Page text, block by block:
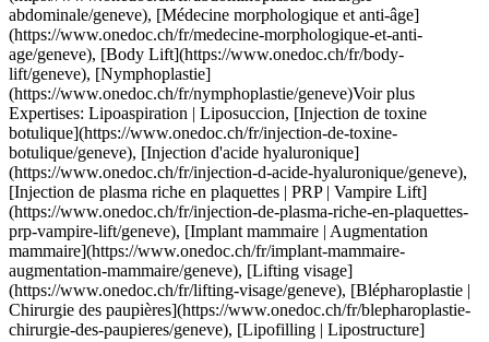
ch/fr/lifting-visage/geneve), [Blépharoplastie | Chirurgie des paupières](https://www.onedoc.ch/fr/blepharoplastie-chirurgie-des-paupieres/geneve), [Lipofilling | Lipostructure](https://www.onedoc.ch/fr/lipofilling-lipostructure/geneve), [Reconstruction mammaire](https://www.onedoc.ch/fr/reconstruction-mammaire/geneve), [Réduction mammaire](https://www.onedoc.ch/fr/reduction-mammaire/geneve), [Abdominoplastie | Chirurgie abdominale](https://www.onedoc.ch/fr/abdominoplastie-chirurgie-abdominale/geneve), [Médecine morphologique et anti-âge](https://www.onedoc.ch/fr/medecine-morphologique-et-anti-age/geneve), [Body Lift](https://www.onedoc.ch/fr/body-lift/geneve), [Nymphoplastie](https://www.onedoc.ch/fr/nymphoplastie/geneve)Voir plus [![Dr. med. Mickaël Tobalem, chirurgien plasticien et esthétique à Genève](https://assets.onedoc.ch/images/users/78a807f7f1fa7f54c63456e9cd819acc1b88fd98e7f60bec8001fbe5e738ff10-small.jpg "Dr. med. Mickaël Tobalem, chirurgien plasticien et esthétique à Genève")](https://www.onedoc.ch/fr/chirurgien-plasticien-et-esthetique/geneve/pcvea/dr-med-mickael-tobalem) ### [Dr. med. Mickaël Tobalem](https://www.onedoc.ch/fr/chirurgien-plasticien-et-esthetique/geneve/pcvea/dr-med-mickael-tobalem) ![Badge indiquant un profil vérifié](https://www.onedoc.ch/assets/images/icons/checkmark.svg) [Chirurgien plasticien et esthétique](https://www.onedoc.ch/fr/chirurgien-plasticien-et-esthetique/geneve) [Clinique Tobalem - Genève](https://www.onedoc.ch/fr/cabinet-medical/geneve/ebb4j/clinique-tobalem-geneve) Place du Port 1 1204 Genève ![Icône patient avec un signe plus annonçant que le professionnel accepte de nouveaux patients](https://www.onedoc.ch/assets/images/icons/new-patients.svg)Accepte les nouveaux patients [Réserver un RDV](https://www.onedoc.ch/fr/chirurgien-plasticien-et-esthetique/geneve/pcvea/dr-med-mickael-tobalem) Expertises: Lipoaspiration | Liposuccion, [Traitement anti-rides](https://www.onedoc.ch/fr/traitement-anti-rides/geneve), [Injection de toxine botulique](https://www.onedoc.ch/fr/injection-de-toxine-botulique/geneve), [Injection d'acide hyaluronique](https://www.onedoc.ch/fr/injection-d-acide-hyaluronique/geneve), [Lifting visage](https://www.onedoc.ch/fr/lifting-visage/geneve), [Blépharoplastie | Chirurgie des paupières](https://www.onedoc.ch/fr/blepharoplastie-chirurgie-des-paupieres/geneve), [Rhinoplastie | Chirurgie du nez](https://www.onedoc.ch/fr/rhinoplastie-chirurgie-du-nez/geneve), [Implant mammaire | Augmentation mammaire](https://www.onedoc.ch/fr/implant-mammaire-augmentation-mammaire/geneve), [Greffe de cheveux](https://www.onedoc.ch/fr/greffe-de-cheveux/geneve)Voir plus Expertises: Lipoaspiration | Liposuccion, [Traitement anti-rides](https://www.onedoc.ch/fr/traitement-anti-rides/geneve), [Injection de toxine botulique](https://www.onedoc.ch/fr/injection-de-toxine-botulique/geneve), [Injection d'acide hyaluronique](https://www.onedoc.ch/fr/injection-d-acide-hyaluronique/geneve), [Lifting visage](https://www.onedoc.ch/fr/lifting-visage/geneve), [Blépharoplastie | Chirurgie des paupières](https://www.onedoc.ch/fr/blepharoplastie-chirurgie-des-paupieres/geneve), [Rhinoplastie | Chirurgie du nez](https://www.onedoc.ch/fr/rhinoplastie-chirurgie-du-nez/geneve), [Implant mammaire | Augmentation mammaire](https://www.onedoc.ch/fr/implant-mammaire-augmentation-mammaire/geneve), [Greffe de cheveux](https://www.onedoc.ch/fr/greffe-de-cheveux/geneve)Voir plus [![Dr. Boris Mirzoyan, chirurgien plasticien et esthétique à Genève](https://assets.onedoc.ch/images/users/55582b0522f05cd964c3234d8bd2f794679a5bfbb4ac228285900c8dcb4072b0-small.png "Dr. Boris Mirzoyan, chirurgien plasticien et esthétique à Genève")](https://www.onedoc.ch/fr/chirurgien-plasticien-et-esthetique/geneve/pcxfz/dr-boris-mirzoyan) ### [Dr. Boris Mirzoyan](https://www.onedoc.ch/fr/chirurgien-plasticien-et-esthetique/geneve/pcxfz/dr-boris-mirzoyan) ![Badge indiquant un profil vérifié](https://www.onedoc.ch/assets/images/icons/checkmark.svg) [Chirurgien plasticien et esthétique](https://www.onedoc.ch/fr/chirurgien-plasticien-et-esthetique/geneve) Geneva Central Clinic Rue de la Rôtisserie 1 1204 Genève ![Icône patient avec un signe plus annonçant que le professionnel accepte de nouveaux patients](https://www.onedoc.ch/assets/images/icons/new-patients.svg)Accepte les nouveaux patients [Réserver un RDV](https://www.onedoc.ch/fr/chirurgien-plasticien-et-esthetique/geneve/pcxfz/dr-boris-mirzoyan) Expertises: Lipoaspiration | Liposuccion, [Rhinoplastie | Chirurgie du nez](https://www.onedoc.ch/fr/rhinoplastie-chirurgie-du-nez/geneve), [Réduction mammaire](https://www.onedoc.ch/fr/reduction-mammaire/geneve), [Abdominoplastie | Chirurgie abdominale](https://www.onedoc.ch/fr/abdominoplastie-chirurgie-abdominale/geneve), [Implant mammaire | Augmentation mammaire](https://www.onedoc.ch/fr/implant-mammaire-augmentation-mammaire/geneve), [Lifting visage](https://www.onedoc.ch/fr/lifting-visage/geneve), [Blépharoplastie | Chirurgie des paupières](https://www.onedoc.ch/fr/blepharoplastie-chirurgie-des-paupieres/geneve), [Injection d'acide hyaluronique](https://www.onedoc.ch/fr/injection-d-acide-hyaluronique/geneve), [Injection de toxine botulique](https://www.onedoc.ch/fr/injection-de-toxine-botulique/geneve)Voir plus Expertises: Lipoaspiration | Liposuccion, [Rhinoplastie | Chirurgie du nez](https://www.onedoc.ch/fr/rhinoplastie-chirurgie-du-nez/geneve), [Réduction mammaire](https://www.onedoc.ch/fr/reduction-mammaire/geneve), [Abdominoplastie | Chirurgie abdominale](https://www.onedoc.ch/fr/abdominoplastie-chirurgie-abdominale/geneve), [Implant mammaire | Augmentation mammaire](https://www.onedoc.ch/fr/implant-mammaire-augmentation-mammaire/geneve), [Lifting visage](https://www.onedoc.ch/fr/lifting-visage/geneve), [Blépharoplastie | Chirurgie des paupières](https://www.onedoc.ch/fr/blepharoplastie-chirurgie-des-paupieres/geneve), [Injection d'acide hyaluronique](https://www.onedoc.ch/fr/injection-d-acide-hyaluronique/geneve), [Injection de toxine botulique](https://www.onedoc.ch/fr/injection-de-toxine-botulique/geneve)Voir plus [![Dr. Jean-Charles Bayol, chirurgien plasticien et esthétique à Genève](https://assets.onedoc.ch/images/users/6f401c31f8b9a52f365c372ccfbb0720dfd8fea8f7d11284b10a71310c3f3643-small.jpg "Dr. Jean-Charles Bayol, chirurgien plasticien et esthétique à Genève")](https://www.onedoc.ch/fr/chirurgien-plasticien-et-esthetique/geneve/pcp9s/dr-jean-charles-bayol) ### [Dr. Jean-Charles Bayol](https://www.onedoc.ch/fr/chirurgien-plasticien-et-esthetique/geneve/pcp9s/dr-jean-charles-bayol) ![Badge indiquant un profil vérifié](https://www.onedoc.ch/assets/images/icons/checkmark.svg) [Chirurgien plasticien et esthétique](https://www.onedoc.ch/fr/chirurgien-plasticien-et-esthetique/geneve) Docteur J-C Bayol sàrl Rue des Eaux-Vives 116 1207 Genève ![Icône patient avec un signe plus annonçant que le professionnel accepte de nouveaux patients](https://www.onedoc.ch/assets/images/icons/new-patients.svg)Accepte les nouveaux patients [Réserver un RDV](https://www.onedoc.ch/fr/chirurgien-plasticien-et-esthetique/geneve/pcp9s/dr-jean-charles-bayol) Expertises: Lipoaspiration | Liposuccion, [Lifting visage](https://www.onedoc.ch/fr/lifting-visage/geneve), [Rhinoplastie | Chirurgie du nez](https://www.onedoc.ch/fr/rhinoplastie-chirurgie-du-nez/geneve), [Blépharoplastie | Chirurgie des paupières](https://www.onedoc.ch/fr/blepharoplastie-chirurgie-des-paupieres/geneve), [Implant mammaire | Augmentation mammaire](https://www.onedoc.ch/fr/implant-mammaire-augmentation-mammaire/geneve), [Réduction mammaire](https://www.onedoc.ch/fr/reduction-mammaire/geneve), [Abdominoplastie | Chirurgie abdominale](https://www.onedoc.ch/fr/abdominoplastie-chirurgie-abdominale/geneve), [Phalloplastie | Pénoplastie](https://www.onedoc.ch/fr/phalloplastie-penoplastie/geneve), [Injection de toxine botulique](https://www.onedoc.ch/fr/injection-de-toxine-botulique/geneve)Voir plus Expertises: Lipoaspiration | Liposuccion, [Lifting visage](https://www.onedoc.ch/fr/lifting-visage/geneve), [Rhinoplastie | Chirurgie du nez](https://www.onedoc.ch/fr/rhinoplastie-chirurgie-du-nez/geneve), [Blépharoplastie | Chirurgie des paupières](https://www.onedoc.ch/fr/blepharoplastie-chirurgie-des-paupieres/geneve), [Implant mammaire | Augmentation mammaire](https://www.onedoc.ch/fr/implant-mammaire-augmentation-mammaire/geneve), [Réduction mammaire](https://www.onedoc.ch/fr/reduction-mammaire/geneve), [Abdominoplastie | Chirurgie abdominale](https://www.onedoc.ch/fr/abdominoplastie-chirurgie-abdominale/geneve), [Phalloplastie | Pénoplastie](https://www.onedoc.ch/fr/phalloplastie-penoplastie/geneve), [Injection de toxine botulique](https://www.onedoc.ch/fr/injection-de-toxine-botulique/geneve)Voir plus [![Dr. Carlo Oranges, chirurgien plasticien et esthétique à Genève](https://assets.onedoc.ch/images/users/7e0715f3ab7bfd23b46a81c9faa9ea30f83ed239ab7b287855cadb941583ba47-small.png "Dr. Carlo Oranges, chirurgien plasticien et esthétique à Genève")](https://www.onedoc.ch/fr/chirurgien-plasticien-et-esthetique/geneve/pc0qn/dr-carlo-oranges) ### [Dr. Carlo Oranges](https://www.onedoc.ch/fr/chirurgien-plasticien-et-esthetique/geneve/pc0qn/dr-carlo-oranges) ![Badge indiquant un profil vérifié](https://www.onedoc.ch/assets/images/icons/checkmark.svg) [Chirurgien plasticien et esthétique](https://www.onedoc.ch/fr/chirurgien-plasticien-et-esthetique/geneve) [Centre Médical Tranchées Florissant](https://www.onedoc.ch/fr/centre-medical/geneve/ep1o/centre-medical-tranchees-florissant) Route de Florissant 1 1206 Genève ![Icône patient avec un signe plus annonçant que le professionnel accepte de nouveaux patients](https://www.onedoc.ch/assets/images/icons/new-patients.svg)Accepte les nouveaux patients [Réserver un RDV](https://www.onedoc.ch/fr/chirurgien-plasticien-et-esthetique/geneve/pc0qn/dr-carlo-oranges) Expertises: Lipoaspiration |